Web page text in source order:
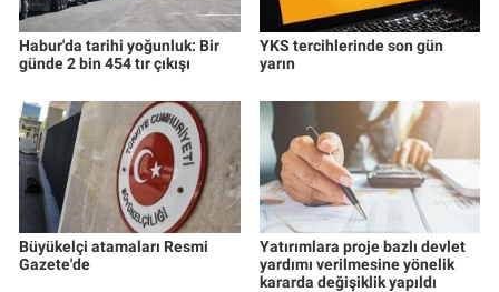
Habur'da tarihi yoğunluk: Bir
günde 2 bin 454 tır çıkışı
YKS tercihlerinde son gün
yarın
Büyükelçi atamaları Resmi
Gazete'de
Yatırımlara proje bazlı devlet
yardımı verilmesine yönelik
kararda değişiklik yapıldı